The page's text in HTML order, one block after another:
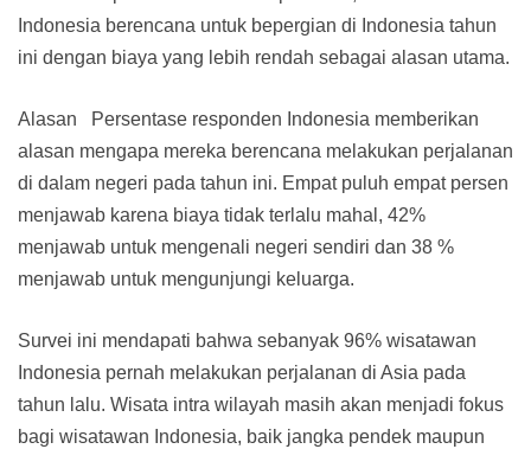
Indonesia berencana untuk bepergian di Indonesia tahun
ini dengan biaya yang lebih rendah sebagai alasan utama.
Alasan Persentase responden Indonesia memberikan
alasan mengapa mereka berencana melakukan perjalanan
di dalam negeri pada tahun ini. Empat puluh empat persen
menjawab karena biaya tidak terlalu mahal, 42%
menjawab untuk mengenali negeri sendiri dan 38 %
menjawab untuk mengunjungi keluarga.
Survei ini mendapati bahwa sebanyak 96% wisatawan
Indonesia pernah melakukan perjalanan di Asia pada
tahun lalu. Wisata intra wilayah masih akan menjadi fokus
bagi wisatawan Indonesia, baik jangka pendek maupun